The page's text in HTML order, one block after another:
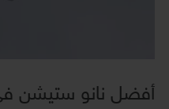
أفضل نانو ستيشن